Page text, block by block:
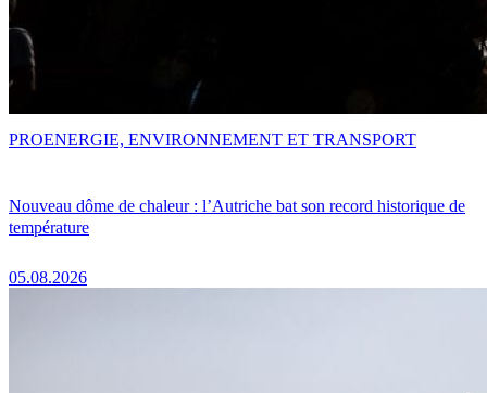
Nouveau dôme de chaleur : l’Autriche bat son record historique de
température
05.08.2026
PROENERGIE, ENVIRONNEMENT ET TRANSPORT